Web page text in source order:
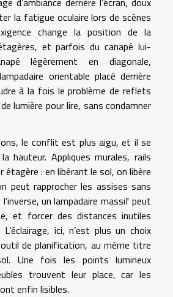
la fatigue oculaire lors de scènes
change la position de la
et parfois du canapé lui-
légèrement en diagonale,
orientable placé derrière
à la fois le problème de reflets
lumière pour lire, sans condamner
le conflit est plus aigu, et il se
hauteur. Appliques murales, rails
étagère : en libérant le sol, on libère
peut rapprocher les assises sans
un lampadaire massif peut
et forcer des distances inutiles
ici, n’est plus un choix
de planification, au même titre
Une fois les points lumineux
trouvent leur place, car les
enfin lisibles.